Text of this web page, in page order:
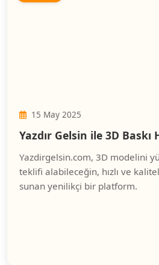
15 May 2025
Yazdır Gelsin ile 3D Baskı
Yazdirgelsin.com, 3D modelini
teklifi alabileceğin, hızlı ve
sunan yenilikçi bir platform.